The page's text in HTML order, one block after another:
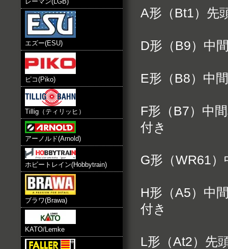
エズー(ESU)
ピコ(Piko)
Tillig（ティリッヒ）
アーノルド(Arnold)
ホビートレイン(Hobbytrain)
ブラワ(Brawa)
KATO/Lemke
A形（Bt1）先
D形（B9）中
E形（B8）中
F形（B7）中
付き
G形（WR61
H形（A5）中
付き
L形（At2）先